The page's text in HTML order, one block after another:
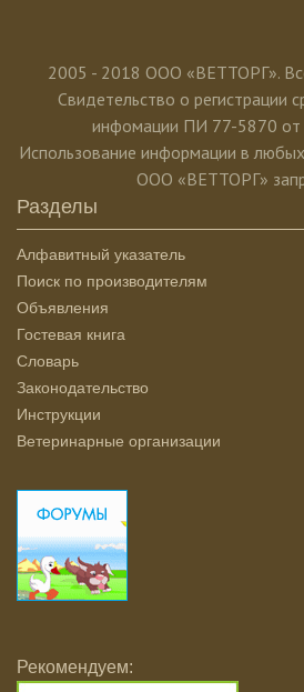
2005 - 2018 ООО «ВЕТТОРГ».
Свидетельство о регистрации
инфомации ПИ 77-5870 от
Использование информации в
ООО «ВЕТТОРГ»
Разделы
Алфавитный указатель
Поиск по производителям
Объявления
Гостевая книга
Словарь
Законодательство
Инструкции
Ветеринарные организации
Рекомендуем: